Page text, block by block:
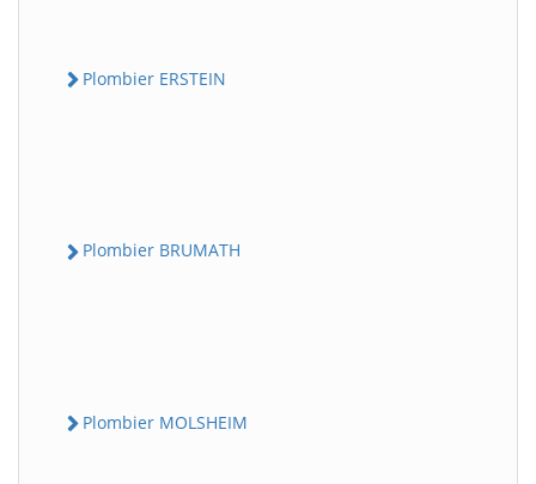
Plombier ERSTEIN
Plombier BRUMATH
Plombier MOLSHEIM